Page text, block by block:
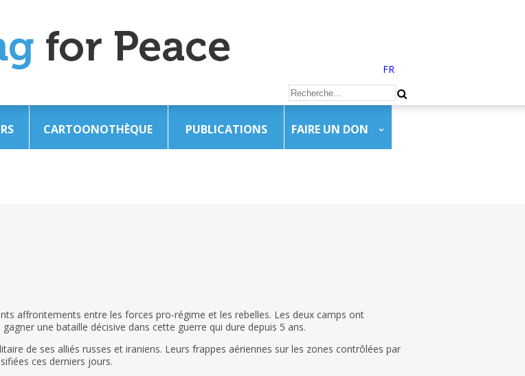
FR
CARTOONOTHÈQUE PUBLICATIONS FAIRE UN DON
affrontements entre les forces pro-régime et les rebelles. Les deux camps ont
une bataille décisive dans cette guerre qui dure depuis 5 ans.
de ses alliés russes et iraniens. Leurs frappes aériennes sur les zones contrôlées par
ces derniers jours.